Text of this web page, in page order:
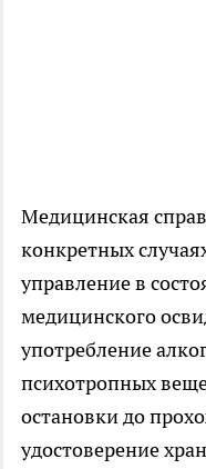
Медицинская
конкретных
управление в
медицинского
употребление
психотропных
остановки до
удостоверение